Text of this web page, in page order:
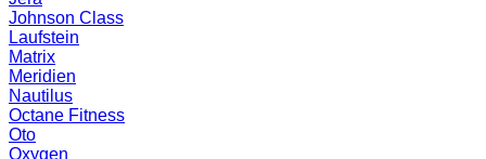
Johnson Class
Laufstein
Matrix
Meridien
Nautilus
Octane Fitness
Oto
Oxygen